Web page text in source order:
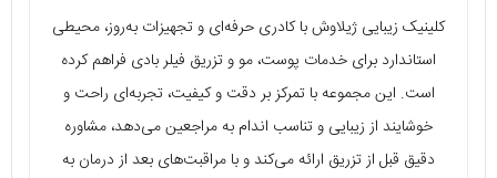
کلینیک زیبایی ژیلاوش با کادری حرفه‌ای و تجهیزات به‌روز، محیطی
استاندارد برای خدمات پوست، مو و تزریق فیلر بادی فراهم کرده
است. این مجموعه با تمرکز بر دقت و کیفیت، تجربه‌ای راحت و
خوشایند از زیبایی و تناسب اندام به مراجعین می‌دهد، مشاوره
دقیق قبل از تزریق ارائه می‌کند و با مراقبت‌های بعد از درمان به